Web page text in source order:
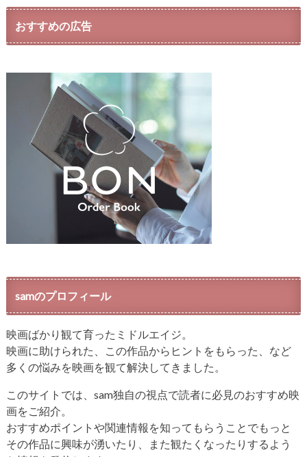
おすすめの広告
samのプロフィール
映画ばかり観て育ったミドルエイジ。
映画に助けられた、この作品からヒントをもらった、など
多くの悩みを映画を観て解決してきました。
このサイトでは、sam独自の視点で読者に必見のおすすめ映
画をご紹介。
おすすめポイントや関連情報を知ってもらうことでもっと
その作品に興味が湧いたり、また観たくなったりするよう